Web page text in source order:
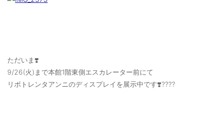
ただいま❣️
9/26(火)まで本館1階東側エスカレーター前にて
リポトレンタアンニのディスプレイを展示中です❣️????